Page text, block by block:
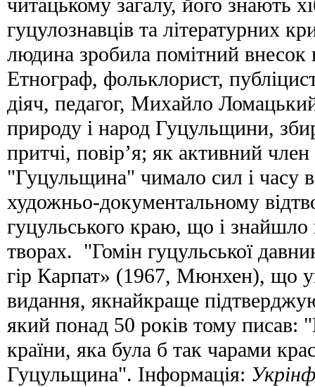
читацькому загалу, його знають
гуцулознавців та літературних
людина зробила помітний внесок
Етнограф, фольклорист,
діяч, педагог, Михайло
природу і народ Гуцульщини,
притчі, повір’я; як активний член
"Гуцульщина" чимало сил і часу
художньо-документальному
гуцульського краю, що і знайшло
творах. "Гомін гуцульської
гір Карпат» (1967, Мюнхен), що
видання, якнайкраще
який понад 50 років тому писав:
країни, яка була б так чарами
Гуцульщина". Інформація: